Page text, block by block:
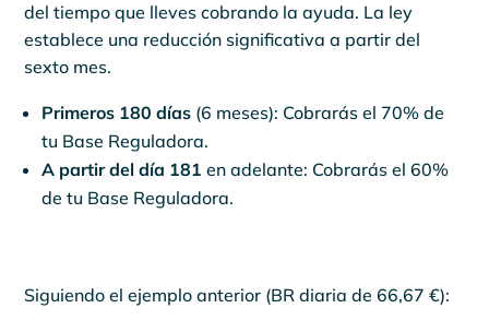
del tiempo que lleves cobrando la ayuda. La ley
establece una reducción significativa a partir del
sexto mes.
Primeros 180 días (6 meses): Cobrarás el 70% de
tu Base Reguladora.
A partir del día 181 en adelante: Cobrarás el 60%
de tu Base Reguladora.
Siguiendo el ejemplo anterior (BR diaria de 66,67 €):